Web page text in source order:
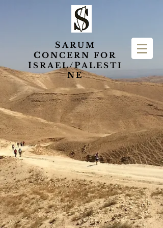
SARUM
CONCERN FOR
ISRAEL/PALESTI
NE